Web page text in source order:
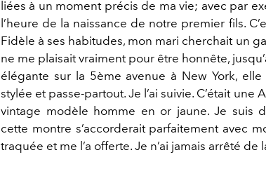
liées à un moment précis de ma vie; avec par
l’heure de la naissance de notre premier fils.
Fidèle à ses habitudes, mon mari cherchait un
ne me plaisait vraiment pour être honnête,
élégante sur la 5ème avenue à New York,
stylée et passe-partout. Je l’ai suivie. C’était une
vintage modèle homme en or jaune. Je suis
cette montre s’accorderait parfaitement avec
traquée et me l’a offerte. Je n’ai jamais arrêté de